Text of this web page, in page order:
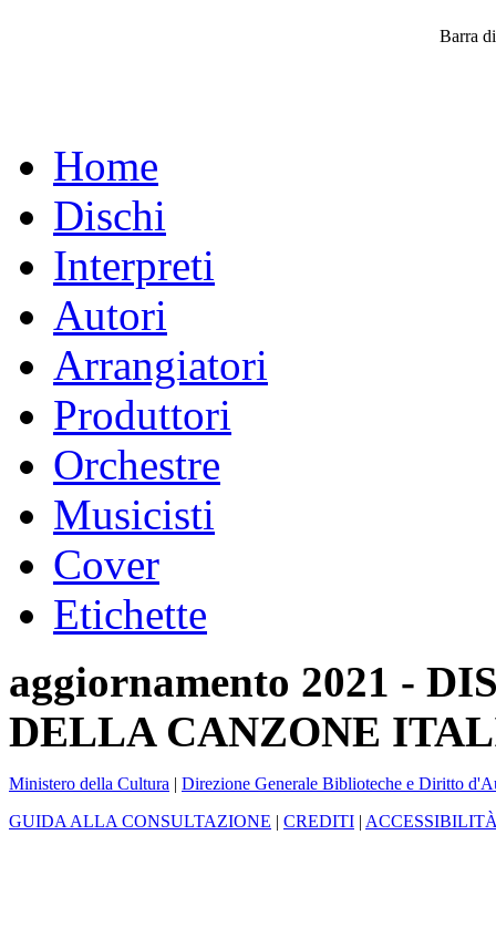
Barra
Home
Dischi
Interpreti
Autori
Arrangiatori
Produttori
Orchestre
Musicisti
Cover
Etichette
aggiornamento 2021 -
DELLA CANZONE
Ministero della Cultura | Direzione Generale Biblioteche e Diritto
GUIDA ALLA CONSULTAZIONE | CREDITI |